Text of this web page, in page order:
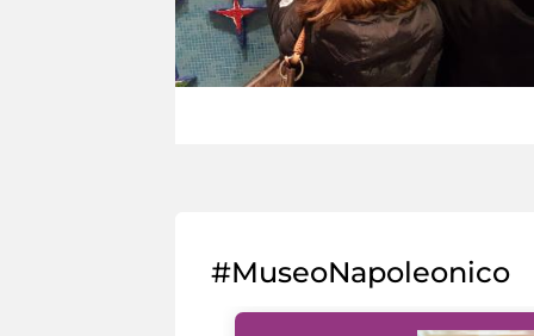
#MuseoNapoleonico